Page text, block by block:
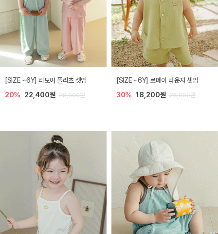
[SIZE ~6Y] 리모어 플리츠 셋업
20% 22,400원 28,000원
[SIZE ~6Y] 로메이 라운지 셋업
30% 18,200원 26,000원